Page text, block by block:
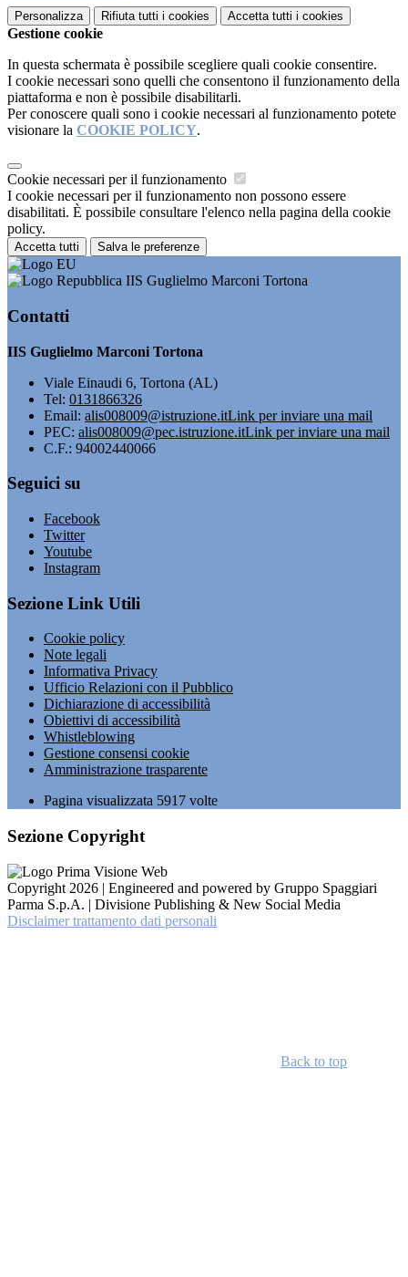
Personalizza Rifiuta tutti i cookies Accetta tutti i cookies
Gestione cookie
In questa schermata è possibile scegliere quali cookie consentire.
I cookie necessari sono quelli che consentono il funzionamento della
piattaforma e non è possibile disabilitarli.
Per conoscere quali sono i cookie necessari al funzionamento potete
visionare la COOKIE POLICY.
Cookie necessari per il funzionamento
I cookie necessari per il funzionamento non possono essere
disabilitati. È possibile consultare l'elenco nella pagina della cookie
policy.
Accetta tutti Salva le preferenze
IIS Guglielmo Marconi Tortona
Contatti
IIS Guglielmo Marconi Tortona
Viale Einaudi 6, Tortona (AL)
Tel: 0131866326
Email: alis008009@istruzione.itLink per inviare una mail
PEC: alis008009@pec.istruzione.itLink per inviare una mail
C.F.: 94002440066
Seguici su
Facebook
Twitter
Youtube
Instagram
Sezione Link Utili
Cookie policy
Note legali
Informativa Privacy
Ufficio Relazioni con il Pubblico
Dichiarazione di accessibilità
Obiettivi di accessibilità
Whistleblowing
Gestione consensi cookie
Amministrazione trasparente
Pagina visualizzata 5917 volte
Sezione Copyright
Copyright 2026 | Engineered and powered by Gruppo Spaggiari
Parma S.p.A. | Divisione Publishing & New Social Media
Disclaimer trattamento dati personali
Back to top